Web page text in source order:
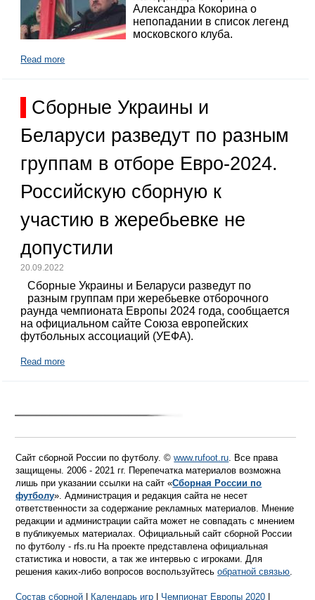
Александра Кокорина о
непопадании в список легенд
московского клуба.
Read more
Сборные Украины и
Беларуси разведут по разным
группам в отборе Евро-2024.
Российскую сборную к
участию в жеребьевке не
допустили
20.09.2022
Сборные Украины и Беларуси разведут по
разным группам при жеребьевке отборочного
раунда чемпионата Европы 2024 года, сообщается
на официальном сайте Союза европейских
футбольных ассоциаций (УЕФА).
Read more
Сайт сборной России по футболу. ©www.rufoot.ru. Все права
защищены. 2006 - 2021 гг. Перепечатка материалов возможна
лишь при указании ссылки на сайт «Сборная России по
футболу». Администрация и редакция сайта не несет
ответственности за содержание рекламных материалов. Мнение
редакции и администрации сайта может не совпадать с мнением
в публикуемых материалах. Официальный сайт сборной России
по футболу - rfs.ru На проекте представлена официальная
статистика и новости, а так же интервью с игроками. Для
решения каких-либо вопросов воспользуйтесьобратной связью.
Состав сборной Календарь игр Чемпионат Европы 2020